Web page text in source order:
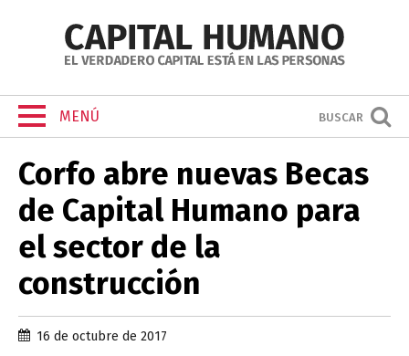
MENÚ BUSCAR
Corfo abre nuevas Becas
de Capital Humano para
el sector de la
construcción
16 de octubre de 2017